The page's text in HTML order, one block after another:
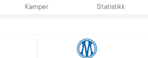
Kamper Statistikk